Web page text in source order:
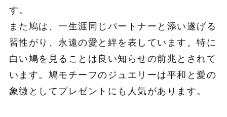
す。
また鳩は、一生涯同じパートナーと添い遂げる
習性がり、永遠の愛と絆を表しています。特に
白い鳩を見ることは良い知らせの前兆とされて
います。鳩モチーフのジュエリーは平和と愛の
象徴としてプレゼントにも人気があります。